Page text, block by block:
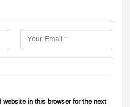
in this browser for the next